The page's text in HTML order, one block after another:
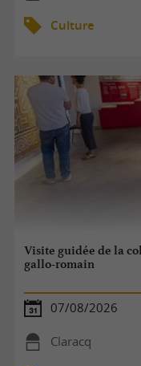
Culture
Visite guidée de la
gallo-romain
07/08/2026
Claracq